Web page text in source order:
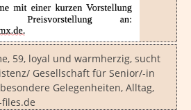
59, loyal und warmherzig, sucht
Gesellschaft für Senior/-in
Gelegenheiten, Alltag,